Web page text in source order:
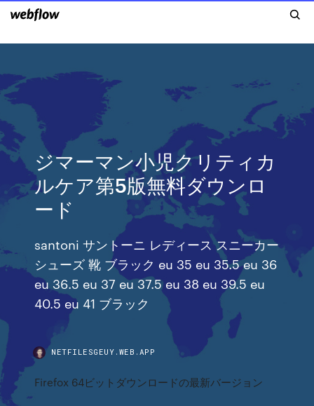
ジマーマン小児クリティカ
ルケア第5版無料ダウンロ
ード
santoni サントーニ レディース スニーカー
シューズ 靴 ブラック eu 35 eu 35.5 eu 36
eu 36.5 eu 37 eu 37.5 eu 38 eu 39.5 eu
40.5 eu 41 ブラック
NETFILESGEUY.WEB.APP
Firefox 64ビットダウンロードの最新バージョン